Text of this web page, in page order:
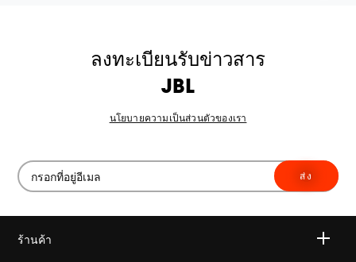
ลงทะเบียนรับข่าวสาร
JBL
นโยบายความเป็นส่วนตัวของเรา
ส่ง
ร้านค้า